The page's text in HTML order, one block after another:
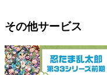
その他サービス